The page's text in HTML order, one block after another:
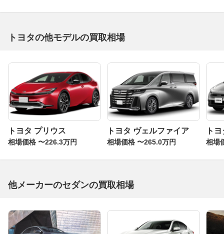
トヨタの他モデルの買取相場
トヨタ プリウス
相場価格 〜226.3万円
トヨタ ヴェルファイア
相場価格 〜265.0万円
ト
相場
他メーカーのセダンの買取相場